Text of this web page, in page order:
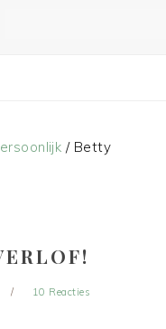
/Betty
10 Reacties